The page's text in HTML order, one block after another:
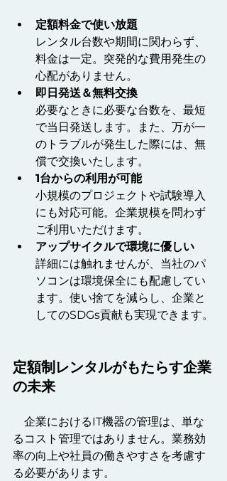
定額料金で使い放題
レンタル台数や期間に関わらず、
料金は一定。突発的な費用発生の
心配がありません。
即日発送＆無料交換
必要なときに必要な台数を、最短
で当日発送します。また、万が一
のトラブルが発生した際には、無
償で交換いたします。
1台からの利用が可能
小規模のプロジェクトや試験導入
にも対応可能。企業規模を問わず
ご利用いただけます。
アップサイクルで環境に優しい
詳細には触れませんが、当社のパ
ソコンは環境保全にも配慮してい
ます。使い捨てを減らし、企業と
してのSDGs貢献も実現できます。
定額制レンタルがもたらす企業
の未来
企業におけるIT機器の管理は、単な
るコスト管理ではありません。業務効
率の向上や社員の働きやすさを考慮す
る必要があります。